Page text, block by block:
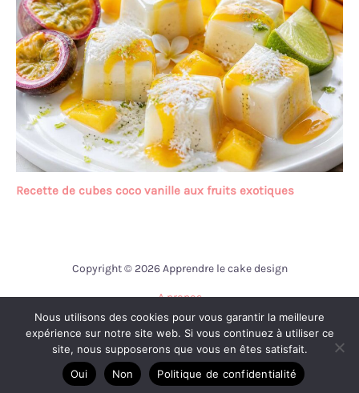
Recette de cubes coco vanille aux fruits exotiques
Copyright © 2026 Apprendre le cake design
A propos
Contact
Mentions légales
Politique de confidentialité
Nous utilisons des cookies pour vous garantir la meilleure
expérience sur notre site web. Si vous continuez à utiliser ce
site, nous supposerons que vous en êtes satisfait.
Oui
Non Politique de confidentialité